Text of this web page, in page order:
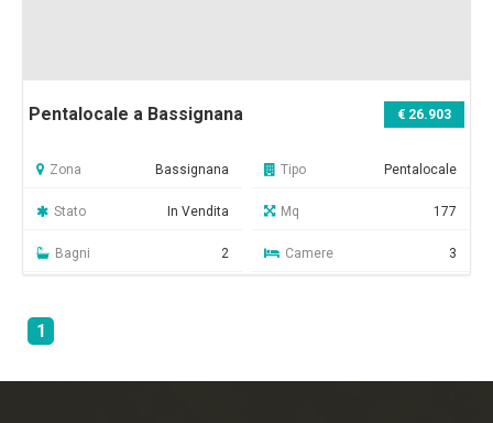
News
Pentalocale a Bassignana € 26.903
Zona Bassignana Tipo Pentalocale
Stato In Vendita Mq 177
Bagni 2 Camere 3
1